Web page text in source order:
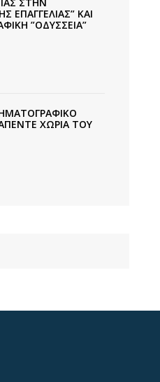
ΕΠΑΓΓΕΛΙΑΣ” ΚΑΙ
”ΟΔΥΣΣΕΙΑ”
ΧΩΡΙΑ ΤΟΥ